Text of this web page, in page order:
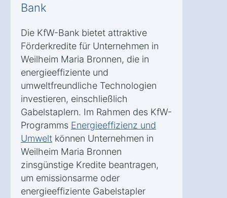
Bank
Die KfW-Bank bietet attraktive
Förderkredite für Unternehmen in
Weilheim Maria Bronnen, die in
energieeffiziente und
umweltfreundliche Technologien
investieren, einschließlich
Gabelstaplern. Im Rahmen des KfW-
Programms Energieeffizienz und
Umwelt können Unternehmen in
Weilheim Maria Bronnen
zinsgünstige Kredite beantragen,
um emissionsarme oder
energieeffiziente Gabelstapler